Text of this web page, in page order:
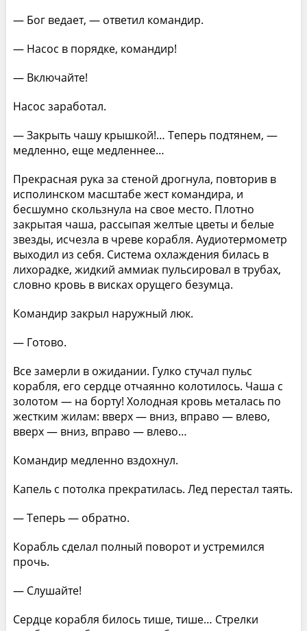
— Бог ведает, — ответил командир.
— Насос в порядке, командир!
— Включайте!
Насос заработал.
— Закрыть чашу крышкой!… Теперь подтянем, —
медленно, еще медленнее…
Прекрасная рука за стеной дрогнула, повторив в
исполинском масштабе жест командира, и
бесшумно скользнула на свое место. Плотно
закрытая чаша, рассыпая желтые цветы и белые
звезды, исчезла в чреве корабля. Аудиотермометр
выходил из себя. Система охлаждения билась в
лихорадке, жидкий аммиак пульсировал в трубах,
словно кровь в висках орущего безумца.
Командир закрыл наружный люк.
— Готово.
Все замерли в ожидании. Гулко стучал пульс
корабля, его сердце отчаянно колотилось. Чаша с
золотом — на борту! Холодная кровь металась по
жестким жилам: вверх — вниз, вправо — влево,
вверх — вниз, вправо — влево…
Командир медленно вздохнул.
Капель с потолка прекратилась. Лед перестал таять.
— Теперь — обратно.
Корабль сделал полный поворот и устремился
прочь.
— Слушайте!
Сердце корабля билось тише, тише… Стрелки